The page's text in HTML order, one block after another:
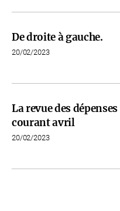
De droite à gauche.
20/02/2023
La revue des
courant avril
20/02/2023